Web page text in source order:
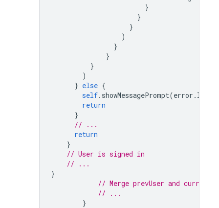
}
}
}
)
}
}
}
)
} else {
self. showMessagePrompt(error .
return
}
// ...
return
}
// User is signed in
// ...
}
// Merge prevUser and
// ...
}